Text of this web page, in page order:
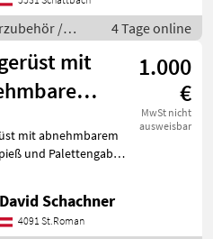
/
4 Tage online
mit
1.000
€
MwSt nicht
ausweisbar
mit abnehmbarem
und Palettengabel.
David Schachner
4091 St.Roman